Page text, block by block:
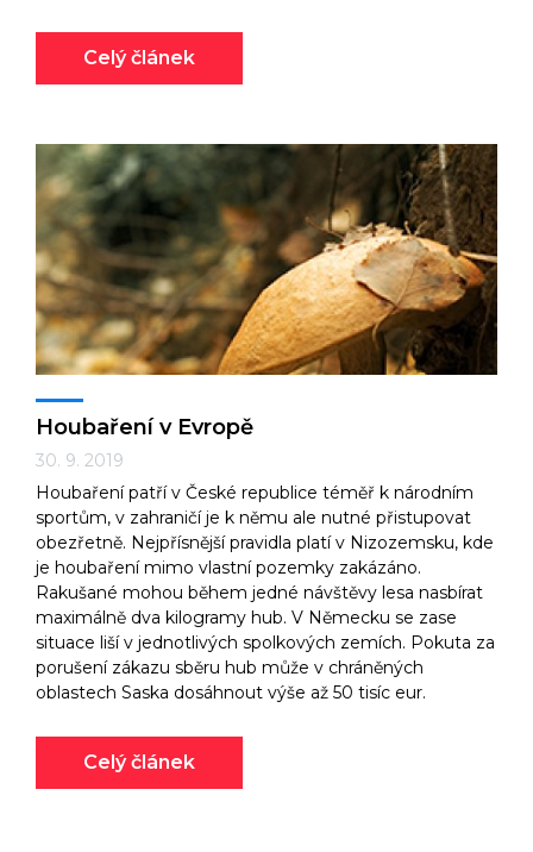
Celý článek
Houbaření v Evropě
30. 9. 2019
Houbaření patří v České republice téměř k národním
sportům, v zahraničí je k němu ale nutné přistupovat
obezřetně. Nejpřísnější pravidla platí v Nizozemsku, kde
je houbaření mimo vlastní pozemky zakázáno.
Rakušané mohou během jedné návštěvy lesa nasbírat
maximálně dva kilogramy hub. V Německu se zase
situace liší v jednotlivých spolkových zemích. Pokuta za
porušení zákazu sběru hub může v chráněných
oblastech Saska dosáhnout výše až 50 tisíc eur.
Celý článek